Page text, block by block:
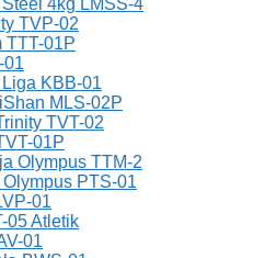
4kg LMSS-4
TVP-02
TTT-01P
01
KBB-01
MLS-02P
TVT-02
01P
Olympus TTM-2
PTS-01
01
05 Atletik
01